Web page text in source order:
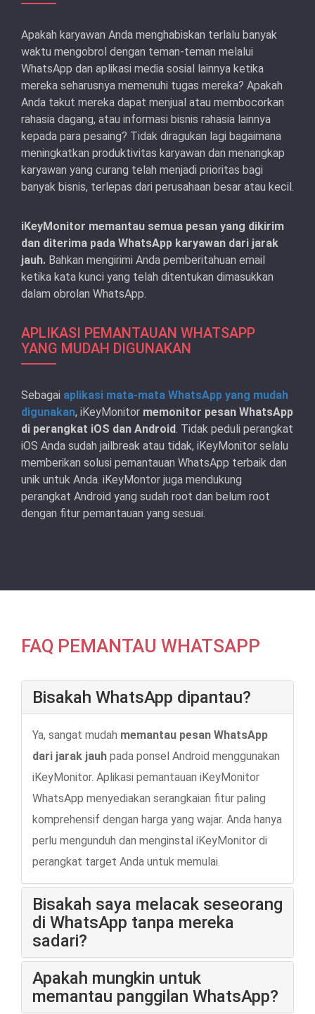
Apakah karyawan Anda menghabiskan terlalu banyak
waktu mengobrol dengan teman-teman melalui
WhatsApp dan aplikasi media sosial lainnya ketika
mereka seharusnya memenuhi tugas mereka? Apakah
Anda takut mereka dapat menjual atau membocorkan
rahasia dagang, atau informasi bisnis rahasia lainnya
kepada para pesaing? Tidak diragukan lagi bagaimana
meningkatkan produktivitas karyawan dan menangkap
karyawan yang curang telah menjadi prioritas bagi
banyak bisnis, terlepas dari perusahaan besar atau kecil.
iKeyMonitor memantau semua pesan yang dikirim
dan diterima pada WhatsApp karyawan dari jarak
jauh. Bahkan mengirimi Anda pemberitahuan email
ketika kata kunci yang telah ditentukan dimasukkan
dalam obrolan WhatsApp.
APLIKASI PEMANTAUAN WHATSAPP
YANG MUDAH DIGUNAKAN
Sebagai aplikasi mata-mata WhatsApp yang mudah
digunakan, iKeyMonitor memonitor pesan WhatsApp
di perangkat iOS dan Android. Tidak peduli perangkat
iOS Anda sudah jailbreak atau tidak, iKeyMonitor selalu
memberikan solusi pemantauan WhatsApp terbaik dan
unik untuk Anda. iKeyMontor juga mendukung
perangkat Android yang sudah root dan belum root
dengan fitur pemantauan yang sesuai.
FAQ PEMANTAU WHATSAPP
Bisakah WhatsApp dipantau?
Ya, sangat mudah memantau pesan WhatsApp
dari jarak jauh pada ponsel Android menggunakan
iKeyMonitor. Aplikasi pemantauan iKeyMonitor
WhatsApp menyediakan serangkaian fitur paling
komprehensif dengan harga yang wajar. Anda hanya
perlu mengunduh dan menginstal iKeyMonitor di
perangkat target Anda untuk memulai.
Bisakah saya melacak seseorang
di WhatsApp tanpa mereka
sadari?
Apakah mungkin untuk
memantau panggilan WhatsApp?